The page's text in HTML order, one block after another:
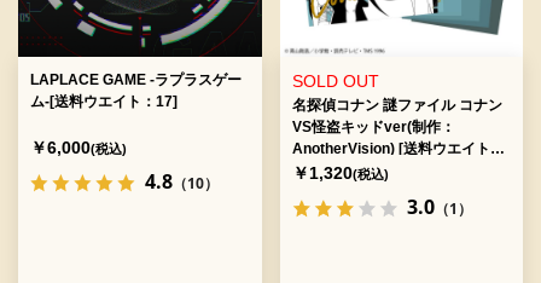
LAPLACE GAME -ラプラスゲー
ム-[送料ウエイト：17]
￥6,000(税込)
4.8 （10）
SOLD OUT
名探偵コナン 謎ファイル コナン
VS怪盗キッドver(制作：
AnotherVision) [送料ウエイト：
3]
￥1,320(税込)
3.0（1）